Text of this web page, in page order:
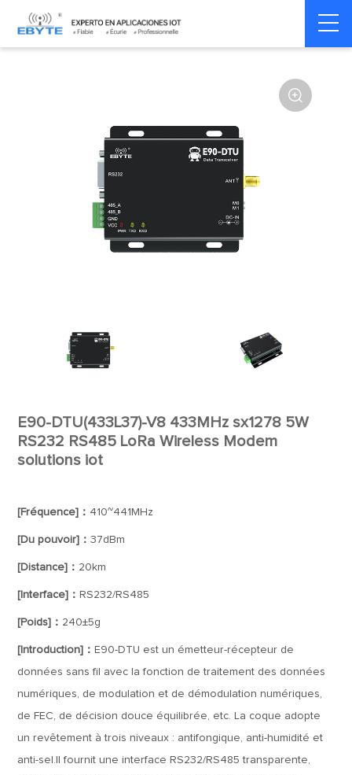
Home > Modem > Wireless modem LoRa wirelss modem

E90-DTU(433L37)-V8 433MHz sx1278 5W
RS232 RS485 LoRa Wireless Modem
solutions iot
[Fréquence]： 410~441MHz
[Du pouvoir]：37dBm
[Distance]： 20km
[Interface]： RS232/RS485
[Poids]： 240±5g
[Introduction]： E90-DTU est un émetteur-récepteur de
données sans fil avec la fonction de traitement des données
numériques, de modulation et de démodulation numériques,
de FEC, de décision douce équilibrée, etc. La coque adopte
un revêtement à trois niveaux : antifongique, anti-humidité et
anti-sel.Il fournit une interface RS232/RS485 transparente,